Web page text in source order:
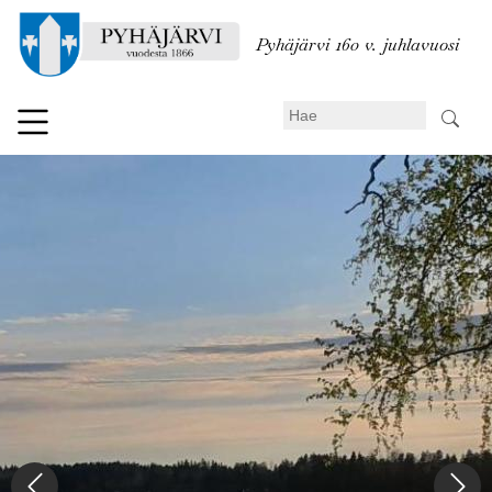
pääsisältöön
Pyhäjärvi 160 v. juhlavuosi
Search